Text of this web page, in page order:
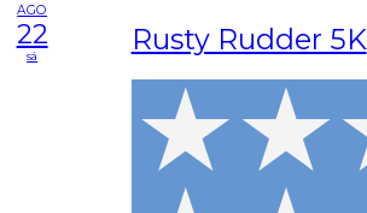
AGO
22
sá Rusty Rudder 5K